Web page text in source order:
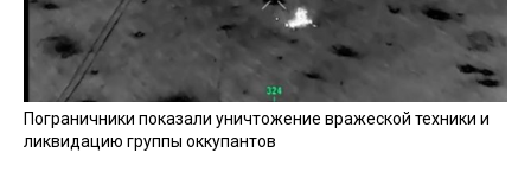
Пограничники показали уничтожение вражеской техники и
ликвидацию группы оккупантов